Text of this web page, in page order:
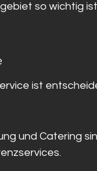
so wichtig
ist
und Catering